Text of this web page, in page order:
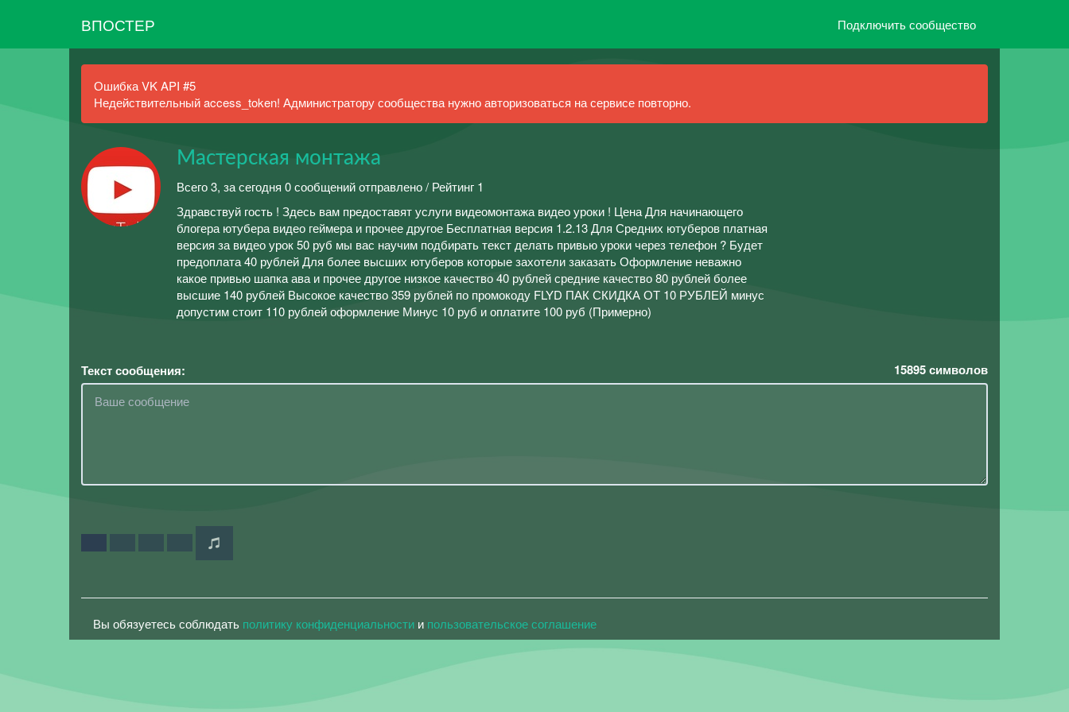
ВПОСТЕР Подключить сообщество
Ошибка VK API #5
Недействительный access_token! Администратору сообщества нужно авторизоваться на сервисе повторно.
Мастерская монтажа
Всего 3, за сегодня 0 сообщений отправлено / Рейтинг 1
Здравствуй гость ! Здесь вам предоставят услуги видеомонтажа видео уроки ! Цена Для начинающего
блогера ютубера видео геймера и прочее другое Бесплатная версия 1.2.13 Для Средних ютуберов платная
версия за видео урок 50 руб мы вас научим подбирать текст делать привью уроки через телефон ? Будет
предоплата 40 рублей Для более высших ютуберов которые захотели заказать Оформление неважно
какое привью шапка ава и прочее другое низкое качество 40 рублей средние качество 80 рублей более
высшие 140 рублей Высокое качество 359 рублей по промокоду FLYD ПАК СКИДКА ОТ 10 РУБЛЕЙ минус
допустим стоит 110 рублей оформление Минус 10 руб и оплатите 100 руб (Примерно)
Текст сообщения: 15895символов
Вы обязуетесь соблюдать политику конфиденциальности и пользовательское соглашение